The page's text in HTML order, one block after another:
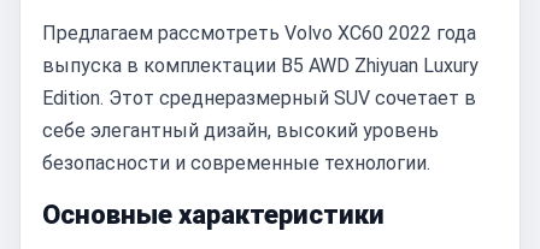
Предлагаем рассмотреть Volvo XC60 2022 года
выпуска в комплектации B5 AWD Zhiyuan Luxury
Edition. Этот среднеразмерный SUV сочетает в
себе элегантный дизайн, высокий уровень
безопасности и современные технологии.
Основные характеристики